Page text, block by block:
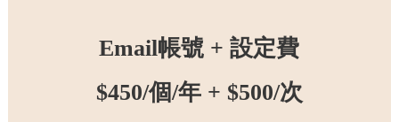
Email帳號 + 設定費
$450/個/年 + $500/次